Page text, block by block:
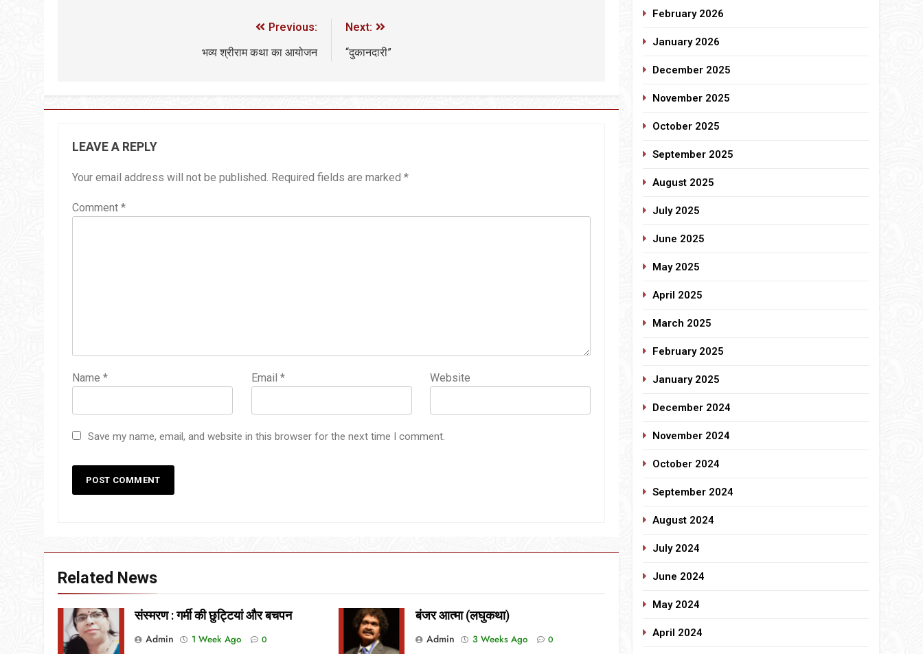
Previous:
भव्य श्रीराम कथा का आयोजन
Next:
“दुकानदारी”
LEAVE A REPLY
Your email address will not be published. Required fields are marked *
Comment *
Name * Email * Website
Save my name, email, and website in this browser for the next time I comment.
Related News
संस्मरण : गर्मी की छुट्टियां और बचपन
Admin
1 Week Ago 0
बंजर आत्मा (लघुकथा)
Admin
3 Weeks Ago 0
February 2026
January 2026
December 2025
November 2025
October 2025
September 2025
August 2025
July 2025
June 2025
May 2025
April 2025
March 2025
February 2025
January 2025
December 2024
November 2024
October 2024
September 2024
August 2024
July 2024
June 2024
May 2024
April 2024